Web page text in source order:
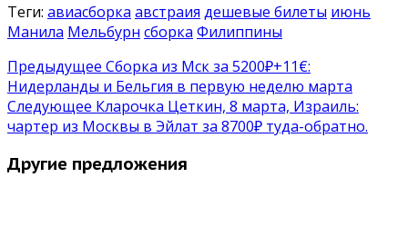
Теги: авиасборка австраия дешевые билеты июнь
Манила Мельбурн сборка Филиппины
Предыдущее Сборка из Мск за 5200₽+11€:
Нидерланды и Бельгия в первую неделю марта
Следующее Кларочка Цеткин, 8 марта, Израиль:
чартер из Москвы в Эйлат за 8700₽ туда-обратно.
Другие предложения